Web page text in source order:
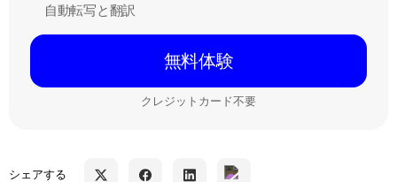
自動転写と翻訳
無料体験
クレジットカード不要
シェアする